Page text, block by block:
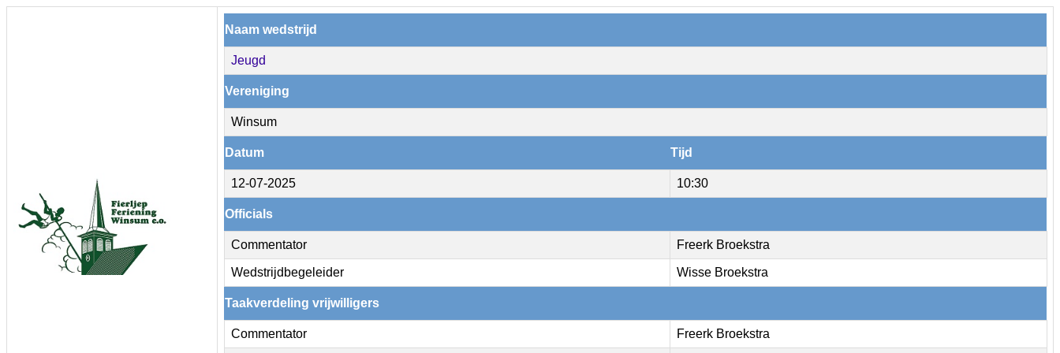
Naam wedstrijd
Jeugd
Vereniging
Winsum
Datum Tijd
12-07-2025 10:30
Officials
Commentator Freerk Broekstra
Wedstrijdbegeleider Wisse Broekstra
Taakverdeling vrijwilligers
Commentator Freerk Broekstra